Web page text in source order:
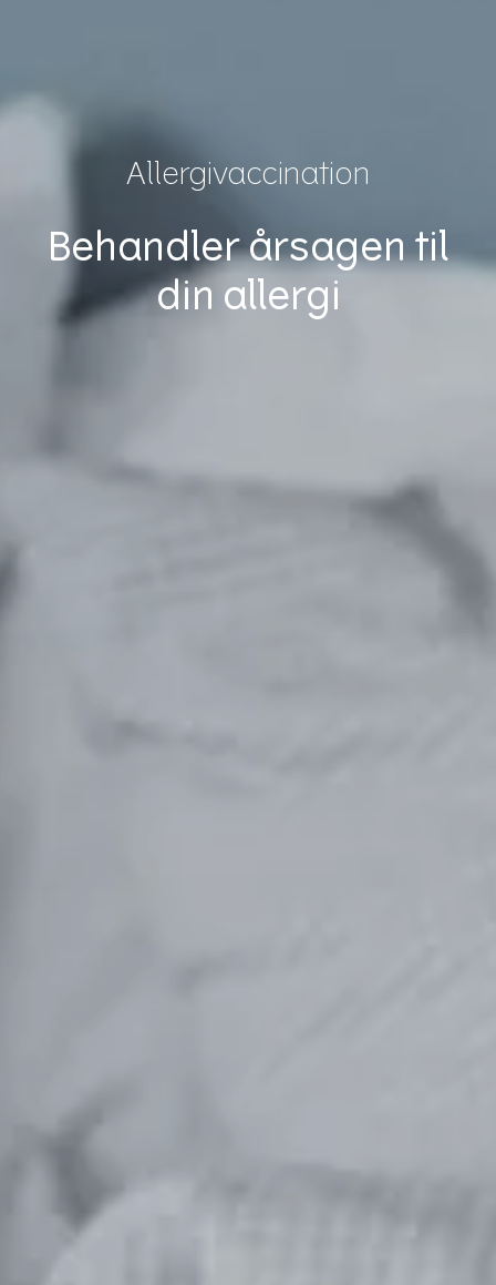
Allergivaccination
Behandler årsagen til
din allergi